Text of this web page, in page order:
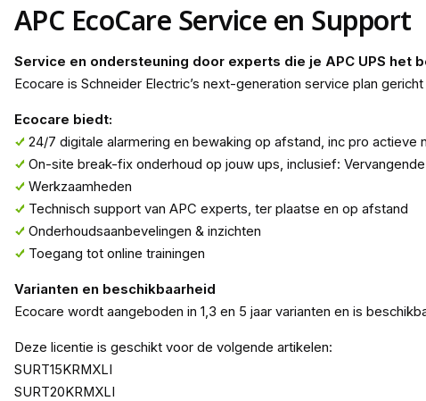
APC EcoCare Service en Support
Service en ondersteuning door experts die je APC UPS het
Ecocare is Schneider Electric’s next-generation service plan
Ecocare biedt:
24/7 digitale alarmering en bewaking op afstand, inc pro actieve
On-site break-fix onderhoud op jouw ups, inclusief:
Werkzaamheden
Technisch support van APC experts, ter plaatse en op afstand
Onderhoudsaanbevelingen & inzichten
Toegang tot online trainingen
Varianten en beschikbaarheid
Ecocare wordt aangeboden in 1,3 en 5 jaar varianten en is
Deze licentie is geschikt voor de volgende artikelen:
SURT15KRMXLI
SURT20KRMXLI